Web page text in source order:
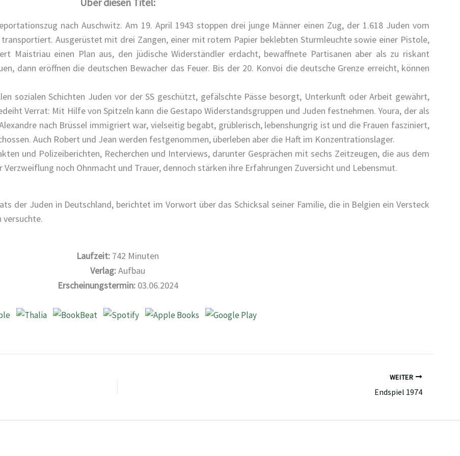
nach Auschwitz. Am 19. April 1943 stoppen drei junge Männer einen Zug, der 1.618 Juden vom
transportiert. Ausgerüstet mit drei Zangen, einer mit rotem Papier beklebten Sturmleuchte sowie einer Pistole,
Maistriau einen Plan aus, den jüdische Widerständler erdacht, bewaffnete Partisanen aber als zu riskant
dann eröffnen die deutschen Bewacher das Feuer. Bis der 20. Konvoi die deutsche Grenze erreicht, können
sozialen Schichten Juden vor der SS geschützt, gefälschte Pässe besorgt, Unterkunft oder Arbeit gewährt,
Verrat: Mit Hilfe von Spitzeln kann die Gestapo Widerstandsgruppen und Juden festnehmen. Youra, der als
nach Brüssel immigriert war, vielseitig begabt, grüblerisch, lebenshungrig ist und die Frauen fasziniert,
Auch Robert und Jean werden festgenommen, überleben aber die Haft im Konzentrationslager.
und Polizeiberichten, Recherchen und Interviews, darunter Gesprächen mit sechs Zeitzeugen, die aus dem
noch Ohnmacht und Trauer, dennoch stärken ihre Erfahrungen Zuversicht und Lebensmut.
der Juden in Deutschland, berichtet im Vorwort über das Schicksal seiner Familie, die in Belgien ein Versteck
versuchte.
Laufzeit: 742 Minuten
Verlag:Aufbau
Erscheinungstermin:03.06.2024
WEITER
Endspiel 1974